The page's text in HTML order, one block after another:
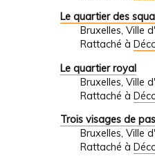
Le quartier des
Bruxelles, Ville
Rattaché à
Le quartier royal
Bruxelles, Ville
Rattaché à
Trois visages de
Bruxelles, Ville
Rattaché à